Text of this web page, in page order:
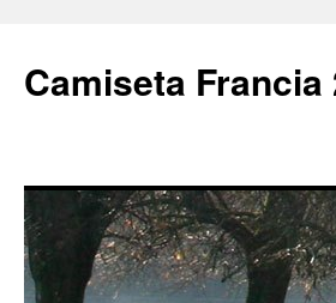
Camiseta Francia